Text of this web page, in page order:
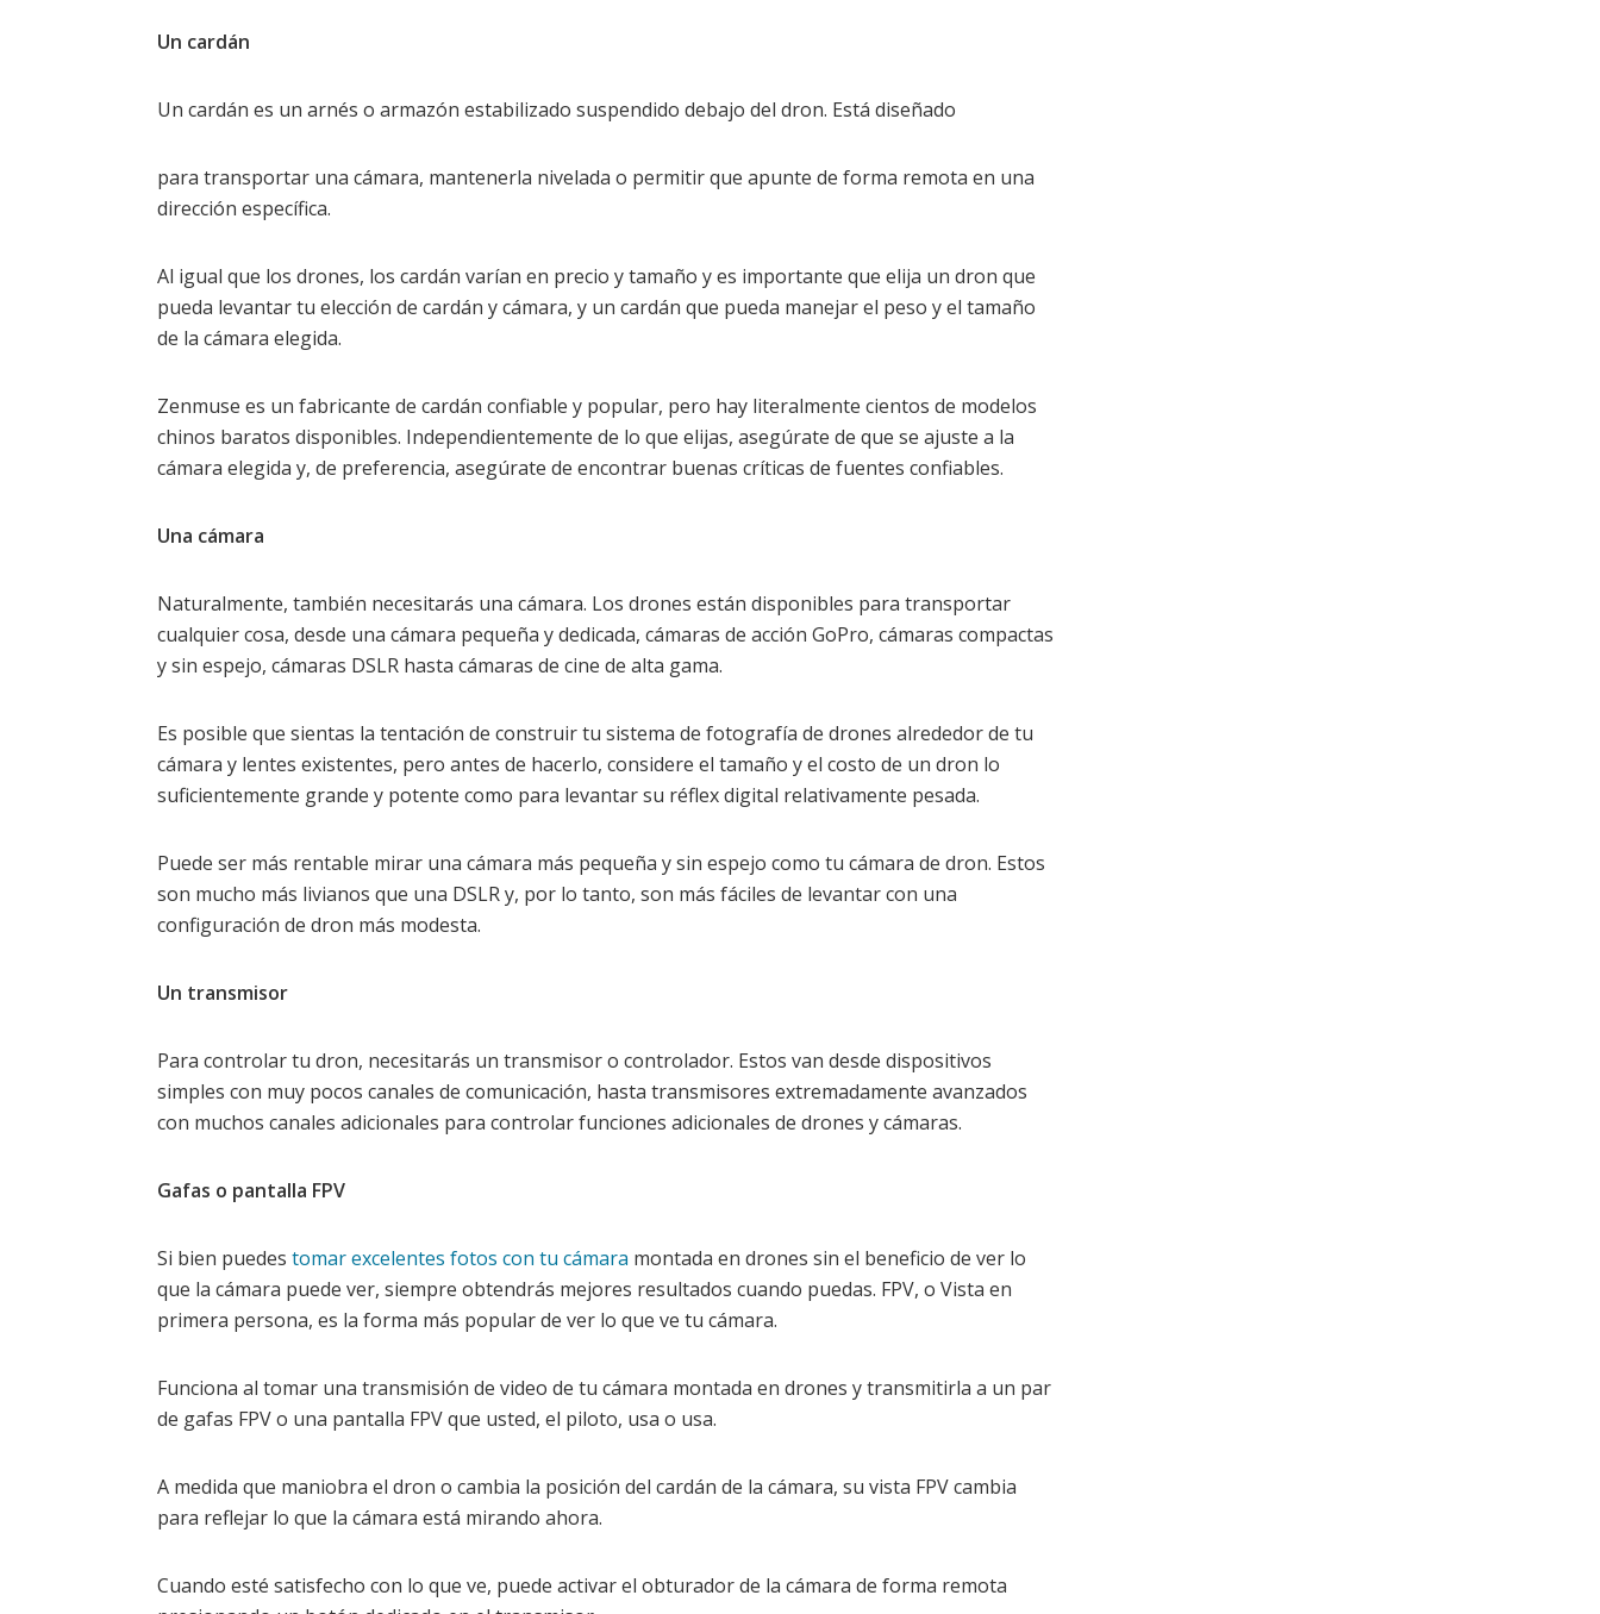
Un cardán
Un cardán es un arnés o armazón estabilizado suspendido debajo del dron. Está diseñado
para transportar una cámara, mantenerla nivelada o permitir que apunte de forma remota en una
dirección específica.
Al igual que los drones, los cardán varían en precio y tamaño y es importante que elija un dron que
pueda levantar tu elección de cardán y cámara, y un cardán que pueda manejar el peso y el tamaño
de la cámara elegida.
Zenmuse es un fabricante de cardán confiable y popular, pero hay literalmente cientos de modelos
chinos baratos disponibles. Independientemente de lo que elijas, asegúrate de que se ajuste a la
cámara elegida y, de preferencia, asegúrate de encontrar buenas críticas de fuentes confiables.
Una cámara
Naturalmente, también necesitarás una cámara. Los drones están disponibles para transportar
cualquier cosa, desde una cámara pequeña y dedicada, cámaras de acción GoPro, cámaras compactas
y sin espejo, cámaras DSLR hasta cámaras de cine de alta gama.
Es posible que sientas la tentación de construir tu sistema de fotografía de drones alrededor de tu
cámara y lentes existentes, pero antes de hacerlo, considere el tamaño y el costo de un dron lo
suficientemente grande y potente como para levantar su réflex digital relativamente pesada.
Puede ser más rentable mirar una cámara más pequeña y sin espejo como tu cámara de dron. Estos
son mucho más livianos que una DSLR y, por lo tanto, son más fáciles de levantar con una
configuración de dron más modesta.
Un transmisor
Para controlar tu dron, necesitarás un transmisor o controlador. Estos van desde dispositivos
simples con muy pocos canales de comunicación, hasta transmisores extremadamente avanzados
con muchos canales adicionales para controlar funciones adicionales de drones y cámaras.
Gafas o pantalla FPV
Si bien puedes tomar excelentes fotos con tu cámara montada en drones sin el beneficio de ver lo
que la cámara puede ver, siempre obtendrás mejores resultados cuando puedas. FPV, o Vista en
primera persona, es la forma más popular de ver lo que ve tu cámara.
Funciona al tomar una transmisión de video de tu cámara montada en drones y transmitirla a un par
de gafas FPV o una pantalla FPV que usted, el piloto, usa o usa.
A medida que maniobra el dron o cambia la posición del cardán de la cámara, su vista FPV cambia
para reflejar lo que la cámara está mirando ahora.
Cuando esté satisfecho con lo que ve, puede activar el obturador de la cámara de forma remota